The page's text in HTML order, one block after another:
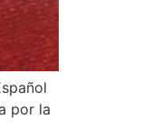
por la